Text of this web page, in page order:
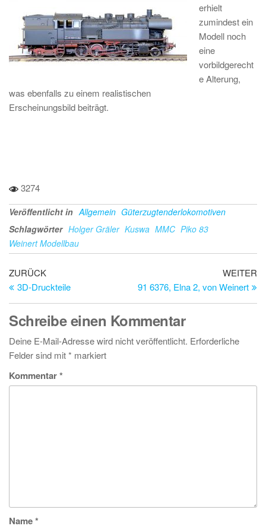
erhielt
zumindest ein
Modell noch
eine
vorbildgerecht
e Alterung,
was ebenfalls zu einem realistischen
Erscheinungsbild beiträgt.
3274
Veröffentlicht in Allgemein Güterzugtenderlokomotiven
Schlagwörter Holger Gräler Kuswa MMC Piko 83
Weinert Modellbau
Beitragsnavigation
Vorheriger
Beitrag
ZURÜCK
3D-Druckteile
WEITER
91 6376, Elna 2, von Weinert
Schreibe einen Kommentar
Deine E-Mail-Adresse wird nicht veröffentlicht. Erforderliche
Felder sind mit* markiert
Kommentar*
Name*